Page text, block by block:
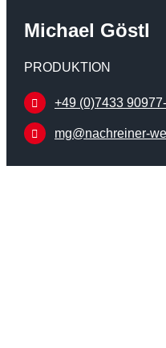
Michael Göstl
PRODUKTION
+49 (0)7433
mg@nachreiner-